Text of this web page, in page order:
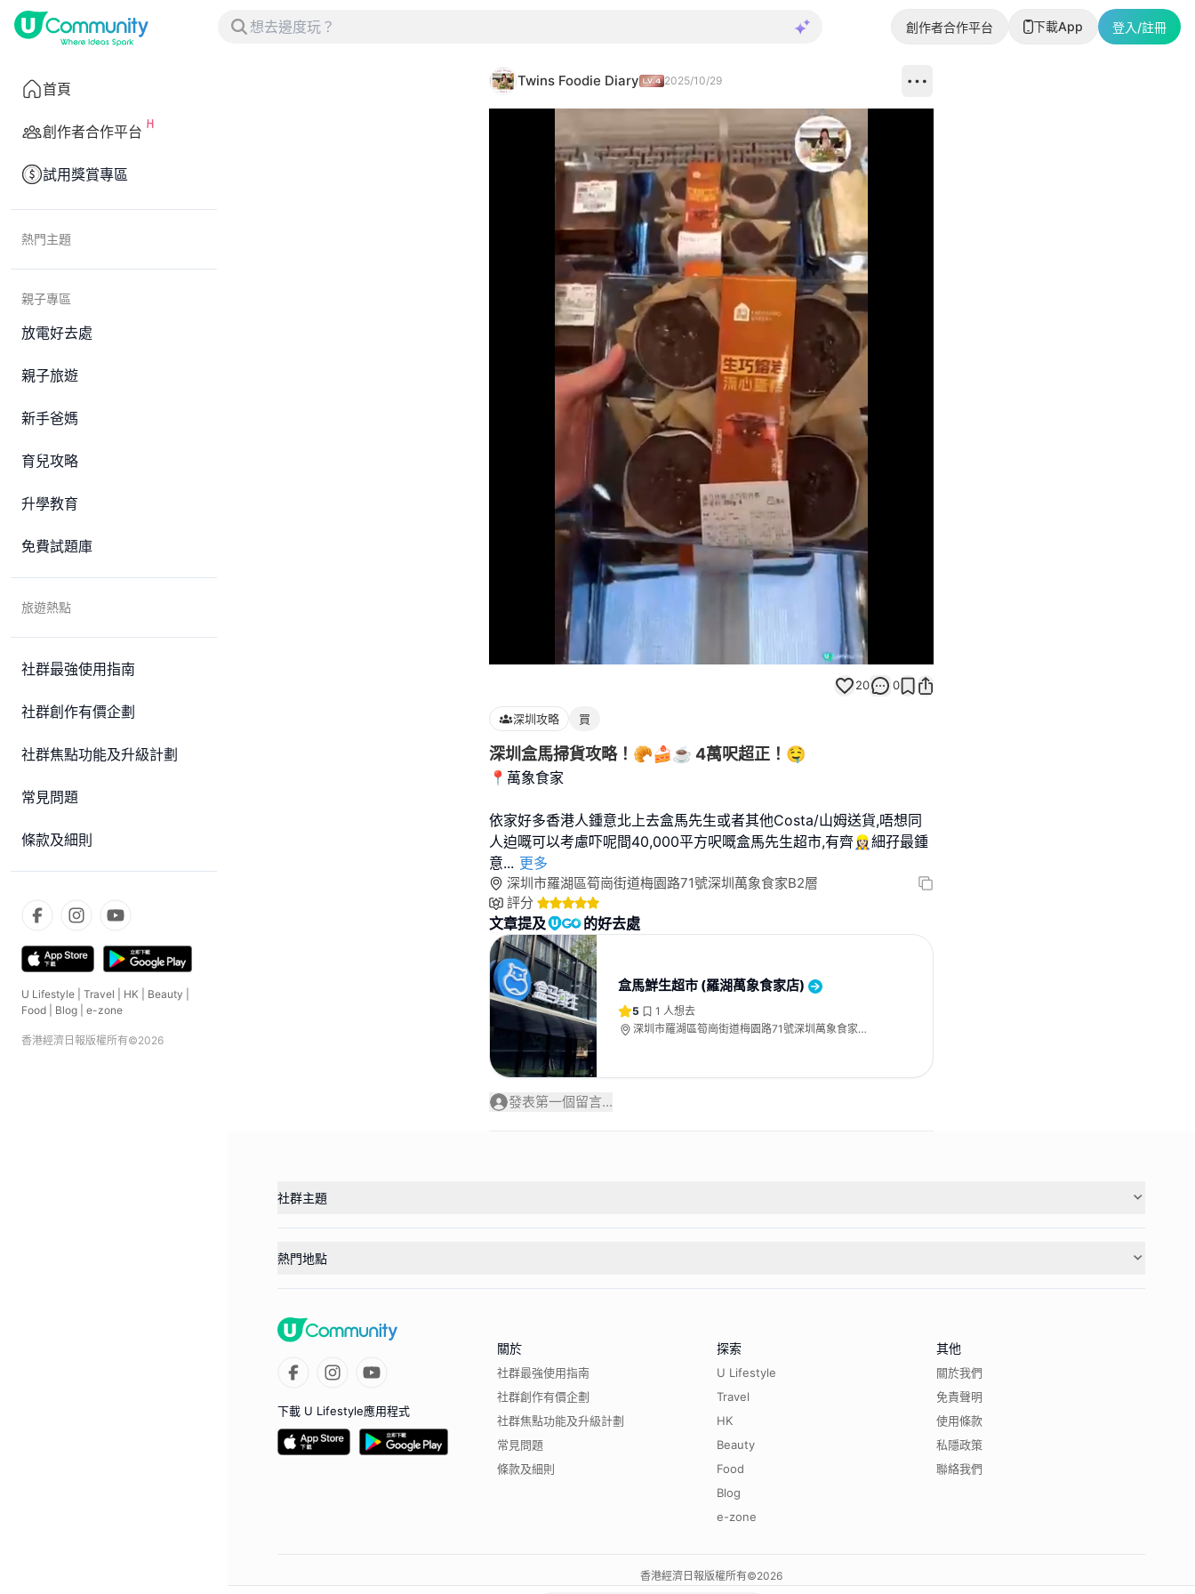
創作者合作平台 下載App 登入/註冊
首頁
創作者合作平台
試用獎賞專區
熱門主題
親子專區
放電好去處
親子旅遊
新手爸媽
育兒攻略
升學教育
免費試題庫
旅遊熱點
社群最強使用指南
社群創作有價企劃
社群焦點功能及升級計劃
常見問題
條款及細則
U Lifestyle Travel HK Beauty
Food
Blog e-zone
香港經濟日報版權所有©2026
Twins Foodie Diary 2025/10/29
100.00%
20 0
深圳攻略 買
深圳盒馬掃貨攻略！🥐🍰☕️ 4萬呎超正！🤤
📍萬象食家
依家好多香港人鍾意北上去盒馬先生或者其他Costa/山姆送貨,唔想同
人迫嘅可以考慮吓呢間40,000平方呎嘅盒馬先生超市,有齊👷🏻‍♀️細孖最鍾
意... 更多
深圳市羅湖區筍崗街道梅園路71號深圳萬象食家B2層
評分
文章提及 的好去處
盒馬鮮生超市 (羅湖萬象食家店)
5 1 人想去
深圳市羅湖區筍崗街道梅園路71號深圳萬象食家
發表第一個留言...
社群主題
熱門地點
下載 U Lifestyle應用程式
關於
社群最強使用指南
社群創作有價企劃
社群焦點功能及升級計劃
常見問題
條款及細則
探索
U Lifestyle
Travel
HK
Beauty
Food
Blog
e-zone
其他
關於我們
免責聲明
使用條款
私隱政策
聯絡我們
香港經濟日報版權所有©2026